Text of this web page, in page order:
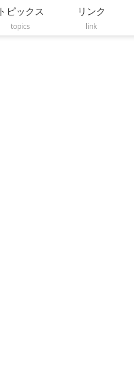
トピックス
topics
リンク
link